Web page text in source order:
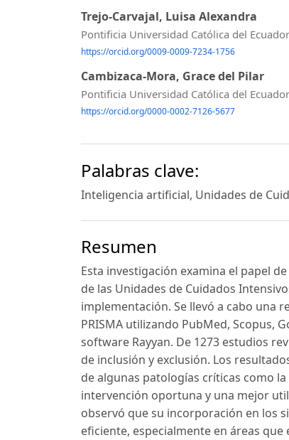
Trejo-Carvajal, Luisa Alexandra
Pontificia Universidad Católica del Ecuador
https://orcid.org/0009-0009-7234-1756
Cambizaca-Mora, Grace del Pilar
Pontificia Universidad Católica del Ecuador
https://orcid.org/0000-0002-7126-5677
Palabras clave:
Inteligencia artificial, Unidades de
Resumen
Esta investigación examina el papel
de las Unidades de Cuidados
implementación. Se llevó a cabo una
PRISMA utilizando PubMed, Scopus,
software Rayyan. De 1273 estudios
de inclusión y exclusión. Los
de algunas patologías críticas como
intervención oportuna y una mejor
observó que su incorporación en los
eficiente, especialmente en áreas